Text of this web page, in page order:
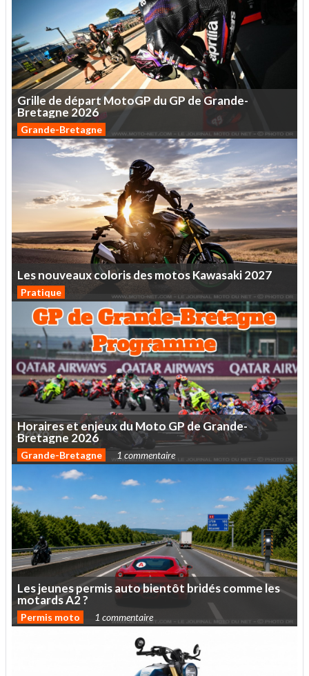
Grille de départ MotoGP duGPdeGrande-
Bretagne 2026
Grande-Bretagne
LesnouveauxcolorisdesmotosKawasaki2027
Pratique
HorairesetenjeuxduMotoGPdeGrande-
Bretagne 2026
Grande-Bretagne 1 commentaire
Lesjeunespermisautobientôt bridéscommeles
motardsA2?
Permis moto 1 commentaire